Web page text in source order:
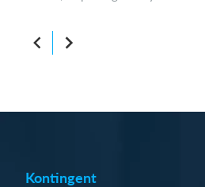
Kontingent